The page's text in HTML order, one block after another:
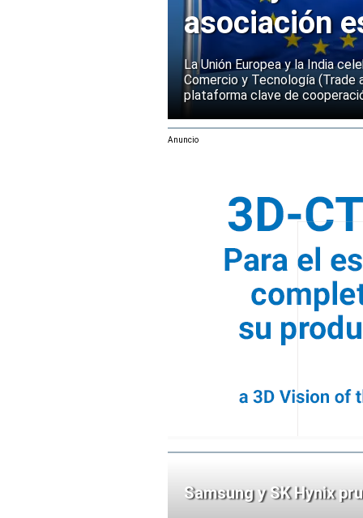
asociación
La Unión Europea y la India
Comercio y Tecnología (Trade
plataforma clave de
Anuncio
Samsung y SK Hynix